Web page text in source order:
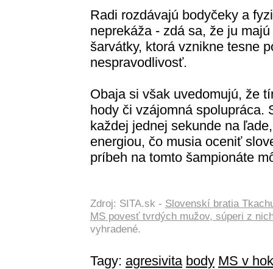
Radi rozdávajú bodyčeky a
neprekáža - zdá sa, že ju
šarvátky, ktorá vznikne tesne
nespravodlivosť.
Obaja si však uvedomujú, že
hody či vzájomná spolupráca.
každej jednej sekunde na
energiou, čo musia oceniť
príbeh na tomto šampionáte
Zdroj: SITA.sk - Slovenskí bratia
MS povesť tvrdých mužov, súperi z
vyhradené.
Tagy: agresivita body MS v